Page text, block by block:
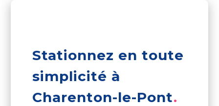
Stationnez en toute
simplicité à
Charenton-le-Pont